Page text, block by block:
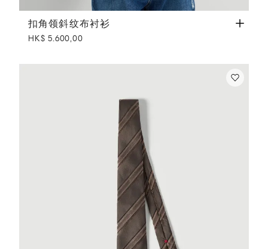
扣角领斜纹布衬衫 白色
扣角领斜纹布衬衫
HK$ 5.600,00